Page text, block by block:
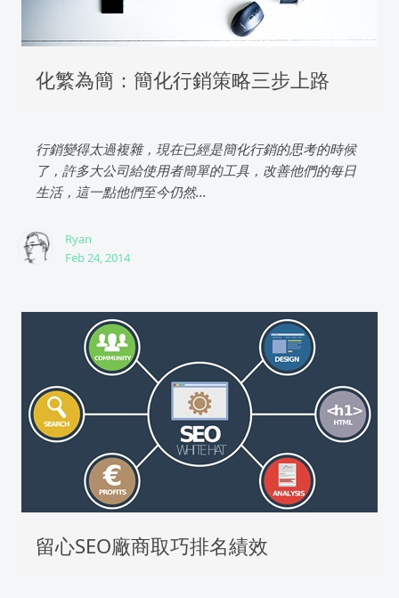
化繁為簡：簡化行銷策略三步上路
行銷變得太過複雜，現在已經是簡化行銷的思考的時候
了，許多大公司給使用者簡單的工具，改善他們的每日
生活，這一點他們至今仍然...
Ryan
Feb 24, 2014
留心SEO廠商取巧排名績效